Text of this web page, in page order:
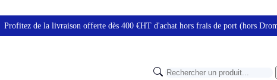
Profitez de la livraison offerte dès 400 €HT d'achat hors frais de port (hors